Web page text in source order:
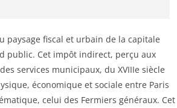
paysage fiscal et urbain de la capitale
public. Cet impôt indirect, perçu aux
services municipaux, du XVIIIe siècle
économique et sociale entre Paris
celui des Fermiers généraux. Cet